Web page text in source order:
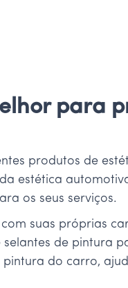
para
produtos de
estética
os seus serviços.
suas próprias
de pintura
do carro,